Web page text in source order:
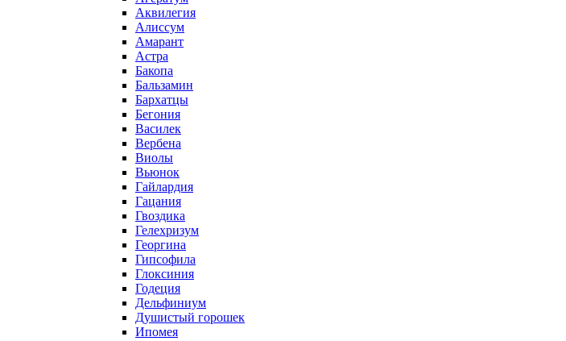
Аквилегия
Алиссум
Амарант
Астра
Бакопа
Бальзамин
Бархатцы
Бегония
Василек
Вербена
Виолы
Вьюнок
Гайлардия
Гацания
Гвоздика
Гелехризум
Георгина
Гипсофила
Глоксиния
Годеция
Дельфиниум
Душистый горошек
Ипомея